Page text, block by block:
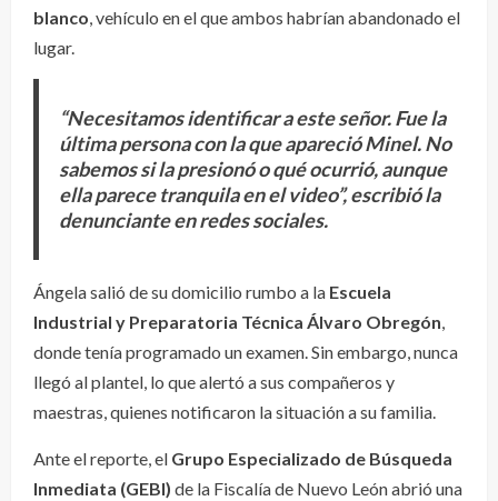
blanco, vehículo en el que ambos habrían abandonado el
lugar.
“Necesitamos identificar a este señor. Fue la
última persona con la que apareció Minel. No
sabemos si la presionó o qué ocurrió, aunque
ella parece tranquila en el video”, escribió la
denunciante en redes sociales.
Ángela salió de su domicilio rumbo a la Escuela
Industrial y Preparatoria Técnica Álvaro Obregón,
donde tenía programado un examen. Sin embargo, nunca
llegó al plantel, lo que alertó a sus compañeros y
maestras, quienes notificaron la situación a su familia.
Ante el reporte, el Grupo Especializado de Búsqueda
Inmediata (GEBI) de la Fiscalía de Nuevo León abrió una